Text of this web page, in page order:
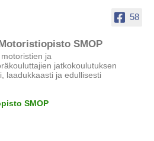
58
SMOP
ja
jatkokoulutuksen
laadukkaasti ja edullisesti
SMOP